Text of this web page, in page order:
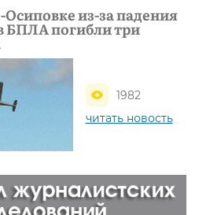
из-за падения
БПЛА погибли три
1982
читать новость